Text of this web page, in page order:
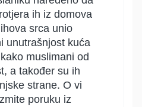
ih iz domova
srca unio
unutrašnjost kuća
muslimani od
a također su ih
strane. O vi
poruku iz